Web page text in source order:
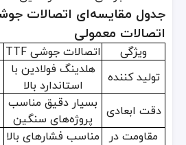
اتصالات معمولی
ویژگی اتصالات جوشی TTF
تولید کننده
هلدینگ فولادین با
استاندارد بالا
دقت ابعادی بسیار دقیق مناسب
پروژه‌های سنگین
مقاومت در مناسب فشارهای بالا